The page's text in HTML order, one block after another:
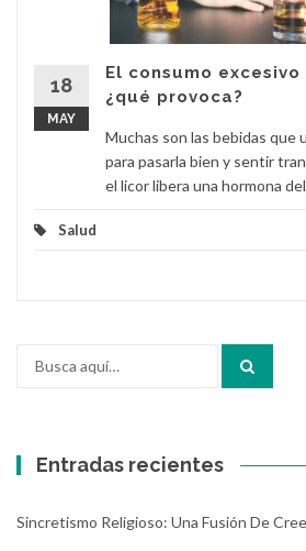
18
MAY
El consumo
¿qué provoca?
Muchas son las bebidas que
para pasarla bien y sentir
el licor libera una hormona
Salud
Entradas recientes
Sincretismo Religioso: Una Fusión De